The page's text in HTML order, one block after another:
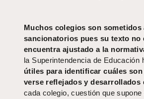
Muchos colegios son
sancionatorios pues su texto no
encuentra ajustado a la
la Superintendencia de Educación
útiles para identificar cuáles
verse reflejados y desarrollados
cada colegio, cuestión que